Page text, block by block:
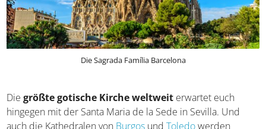
Die Sagrada Família Barcelona
hingegen mit der Santa Maria de la Sede in Sevilla. Und
auch die Kathedralen vonBurgos undToledowerden
Architekturbegeisterte ansprechen.